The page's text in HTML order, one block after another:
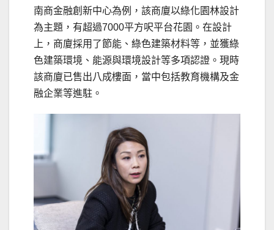
南商金融創新中心為例，該商廈以綠化園林設計
為主題，有超過7000平方呎平台花園。在設計
上，商廈採用了節能、綠色建築材料等，並獲綠
色建築環境、能源與環境設計等多項認證。現時
該商廈已售出八成樓面 ，當中包括教育機構及金
融企業等進駐。